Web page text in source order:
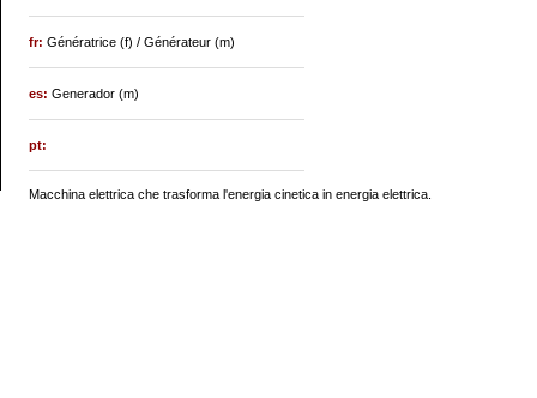
fr:Génératrice (f) / Générateur (m)
es:Generador (m)
pt:
Macchina elettrica che trasforma l'energia cinetica in energia elettrica.